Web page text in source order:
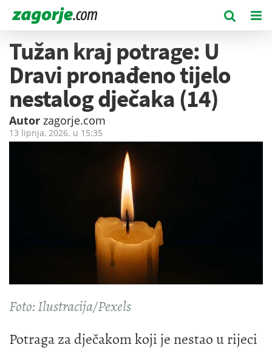
Tužan kraj potrage: U
Dravi pronađeno tijelo
nestalog dječaka (14)
Autor zagorje.com
13 lipnja, 2026. u 15:35
Foto: Ilustracija/Pexels
Potraga za dječakom koji je nestao u rijeci